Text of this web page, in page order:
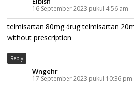
16 September 2023 pukul 4:56 am
telmisartan 80mg drugtelmisartan
without prescription
Reply
Wngehr
17 September 2023 pukul 10:36 pm